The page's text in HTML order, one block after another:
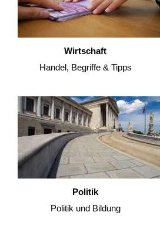
Wirtschaft
Handel, Begriffe & Tipps
Politik
Politik und Bildung